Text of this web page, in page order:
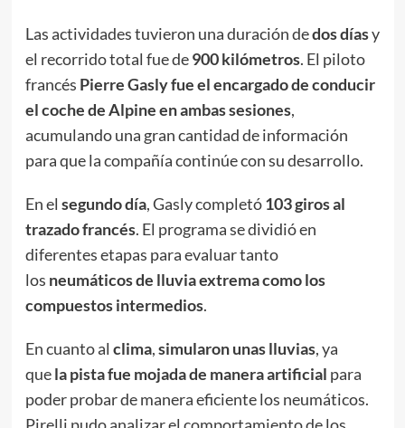
Las actividades tuvieron una duración dedos díasy
el recorrido total fue de900 kilómetros. El piloto
francés Pierre Gaslyfue el encargado de conducir
el coche de Alpine en ambas sesiones,
acumulando una gran cantidad de información
para que la compañía continúe con su desarrollo.
En el segundo día, Gasly completó103 giros al
trazado francés. El programa se dividió en
diferentes etapas para evaluar tanto
los neumáticos de lluvia extrema como los
compuestos intermedios.
En cuanto al clima,simularon unas lluvias, ya
quela pista fue mojada de manera artificial para
poder probar de manera eficiente los neumáticos.